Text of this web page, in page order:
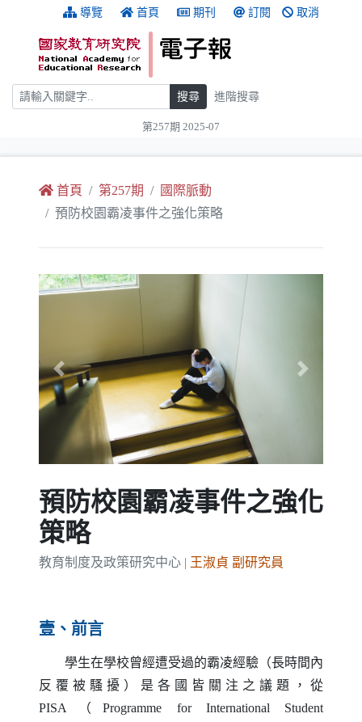
跳到主要內容 導覽 首頁 期刊 訂閱 取消
搜尋 搜尋 進階搜尋
第257期 2025-07
首頁 第257期
國際脈動
預防校園霸凌事件之強化策略
Previous Next
預防校園霸凌事件之強化
策略
教育制度及政策研究中心 | 王淑貞 副研究員
壹、前言
學生在學校曾經遭受過的霸凌經驗（長時間內
反覆被騷擾）是各國皆關注之議題，從
PISA
（Programme for International Student